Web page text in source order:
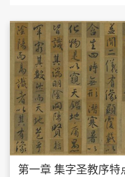
第一章 集字圣教序特